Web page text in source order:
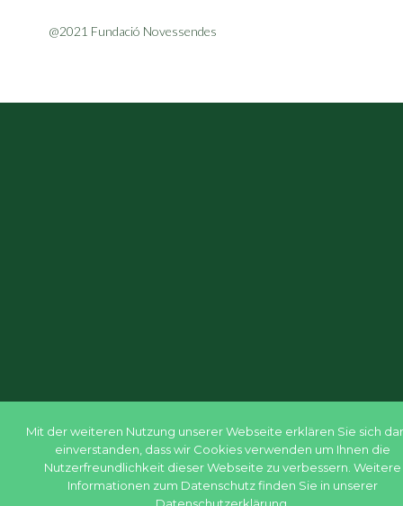
@2021 Fundació Novessendes
Mit der weiteren Nutzung unserer Webseite erklären Sie sich
einverstanden, dass wir Cookies verwenden um Ihnen die
Nutzerfreundlichkeit dieser Webseite zu verbessern. Weitere
Informationen zum Datenschutz finden Sie in unserer